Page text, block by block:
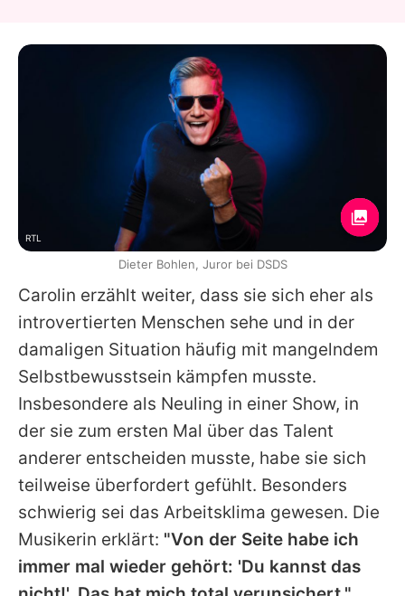
Carolin erzählt weiter, dass sie sich eher als
introvertierten Menschen sehe und in der
damaligen Situation häufig mit mangelndem
Selbstbewusstsein kämpfen musste.
Insbesondere als Neuling in einer Show, in
der sie zum ersten Mal über das Talent
anderer entscheiden musste, habe sie sich
teilweise überfordert gefühlt. Besonders
schwierig sei das Arbeitsklima gewesen. Die
Musikerin erklärt: "Von der Seite habe ich
immer mal wieder gehört: 'Du kannst das
RTL
Dieter Bohlen, Juror bei DSDS